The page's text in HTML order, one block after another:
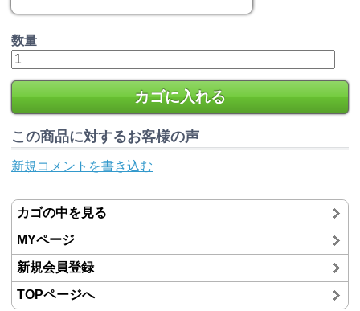
数量
カゴに入れる
この商品に対するお客様の声
新規コメントを書き込む
カゴの中を見る
MYページ
新規会員登録
TOPページへ